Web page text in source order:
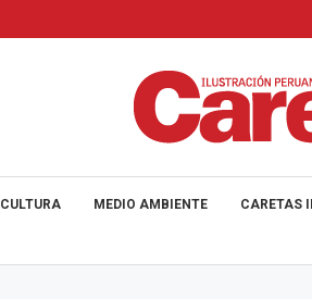
CULTURA MEDIO AMBIENTE CARETAS